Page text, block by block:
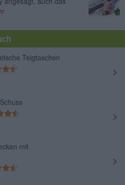
Teigtaschen
mit